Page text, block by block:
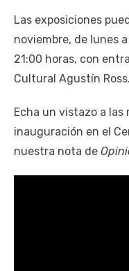
Las exposiciones
noviembre, de lunes
21:00 horas, con
Cultural Agustín Ross.
Echa un vistazo a
inauguración en el
nuestra nota de